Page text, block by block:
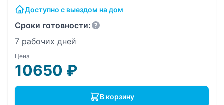
Доступно с выездом на дом
Сроки готовности:
7 рабочих дней
Цена
10650 ₽
В корзину